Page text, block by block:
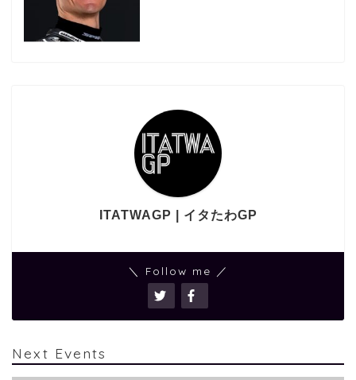
ITATWAGP | イタたわGP
＼ Follow me ／
Next Events